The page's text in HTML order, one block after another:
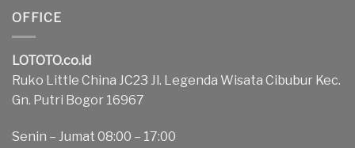
OFFICE
LOTOTO.co.id
Ruko Little China JC23 Jl. Legenda Wisata Cibubur Kec.
Gn. Putri Bogor 16967
Senin – Jumat 08:00 – 17:00